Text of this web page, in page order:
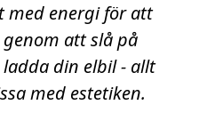
med energi för att
att slå på
din elbil - allt
med estetiken.